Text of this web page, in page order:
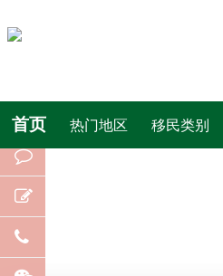
首页 热门地区 移民类别